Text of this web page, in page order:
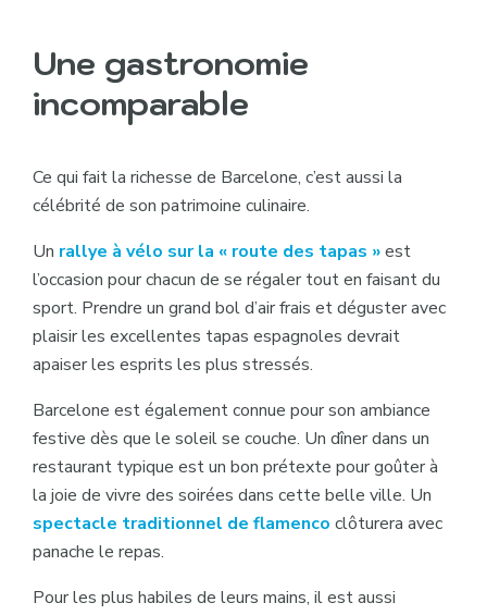
Une gastronomie
incomparable
Ce qui fait la richesse de Barcelone, c’est aussi la
célébrité de son patrimoine culinaire.
Un rallye à vélo sur la « route des tapas »est
l’occasion pour chacun de se régaler tout en faisant du
sport. Prendre un grand bol d’air frais et déguster avec
plaisir les excellentes tapas espagnoles devrait
apaiser les esprits les plus stressés.
Barcelone est également connue pour son ambiance
festive dès que le soleil se couche. Un dîner dans un
restaurant typique est un bon prétexte pour goûter à
la joie de vivre des soirées dans cette belle ville. Un
spectacle traditionnel de flamenco clôturera avec
panache le repas.
Pour les plus habiles de leurs mains, il est aussi